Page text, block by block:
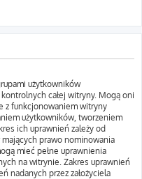
użytkowników
całej witryny. Mogą oni
z funkcjonowaniem witryny
użytkowników, tworzeniem
ich uprawnień zależy od
prawo nominowania
mieć pełne uprawnienia
na witrynie. Zakres uprawnień
nadanych przez założyciela